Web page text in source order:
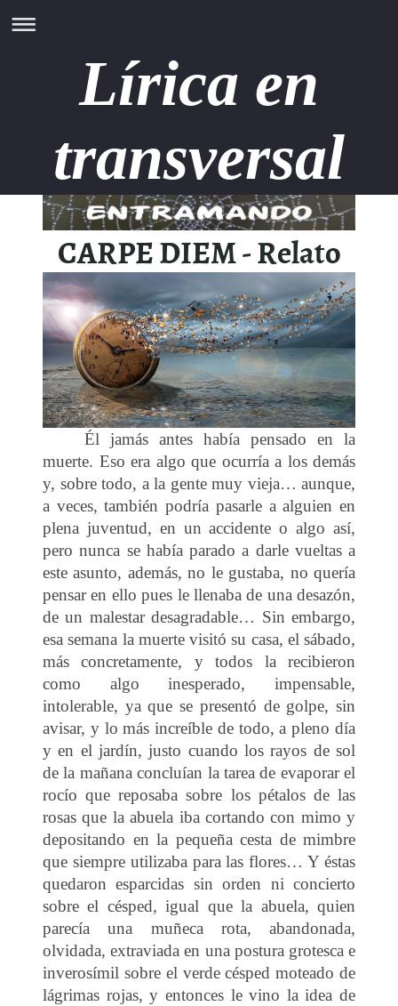
Lírica en
transversal
CARPE DIEM - Relato
Él jamás antes había pensado en la
muerte. Eso era algo que ocurría a los demás
y, sobre todo, a la gente muy vieja… aunque,
a veces, también podría pasarle a alguien en
plena juventud, en un accidente o algo así,
pero nunca se había parado a darle vueltas a
este asunto, además, no le gustaba, no quería
pensar en ello pues le llenaba de una desazón,
de un malestar desagradable… Sin embargo,
esa semana la muerte visitó su casa, el sábado,
más concretamente, y todos la recibieron
como algo inesperado, impensable,
intolerable, ya que se presentó de golpe, sin
avisar, y lo más increíble de todo, a pleno día
y en el jardín, justo cuando los rayos de sol
de la mañana concluían la tarea de evaporar el
rocío que reposaba sobre los pétalos de las
rosas que la abuela iba cortando con mimo y
depositando en la pequeña cesta de mimbre
que siempre utilizaba para las flores… Y éstas
quedaron esparcidas sin orden ni concierto
sobre el césped, igual que la abuela, quien
parecía una muñeca rota, abandonada,
olvidada, extraviada en una postura grotesca e
inverosímil sobre el verde césped moteado de
lágrimas rojas, y entonces le vino la idea de